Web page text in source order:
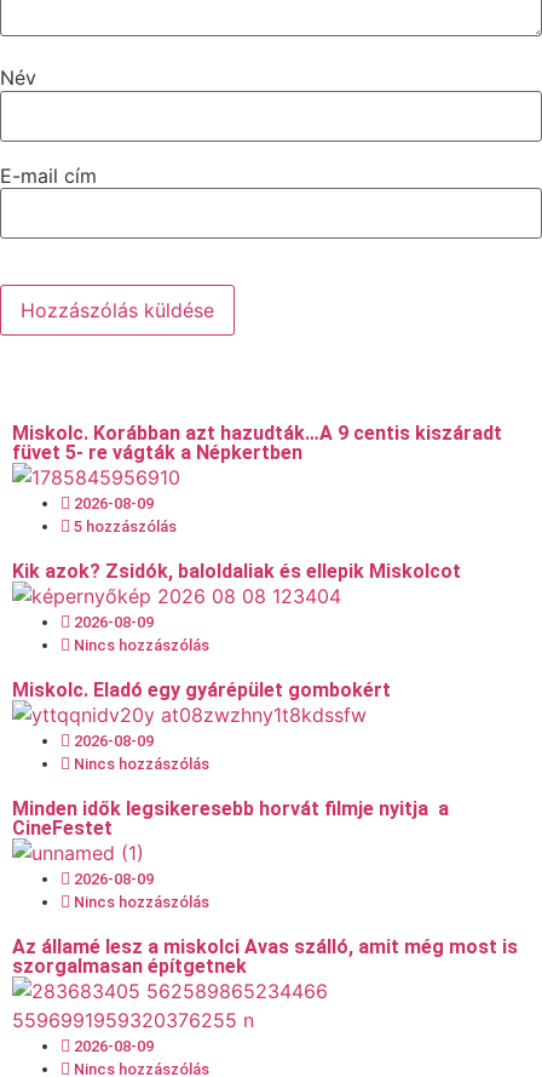
Név
E-mail cím
Miskolc. Korábban azt hazudták…A 9 centis kiszáradt
füvet 5- re vágták a Népkertben
2026-08-09
5 hozzászólás
Kik azok? Zsidók, baloldaliak és ellepik Miskolcot
2026-08-09
Nincs hozzászólás
Miskolc. Eladó egy gyárépület gombokért
2026-08-09
Nincs hozzászólás
Minden idők legsikeresebb horvát filmje nyitja a
CineFestet
2026-08-09
Nincs hozzászólás
Az államé lesz a miskolci Avas szálló, amit még most is
szorgalmasan építgetnek
2026-08-09
Nincs hozzászólás